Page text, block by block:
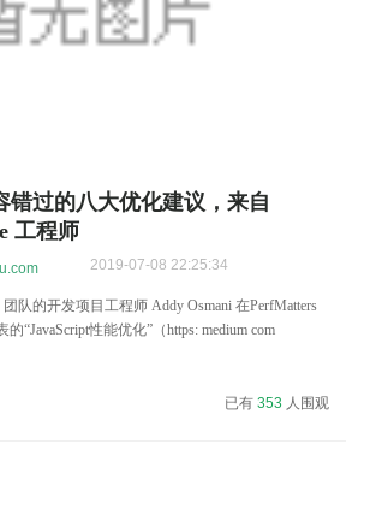
错过的八大优化建议，来自
工程师
2019-07-08 22:25:34
团队的开发项目工程师 Addy Osmani 在PerfMatters
“JavaScript性能优化”（https: medium com
已有353 人围观